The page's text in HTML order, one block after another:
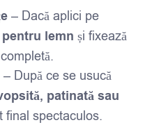
– Dacă aplici pe
lemn și fixează
– După ce se usucă
patinată sau
final spectaculos.